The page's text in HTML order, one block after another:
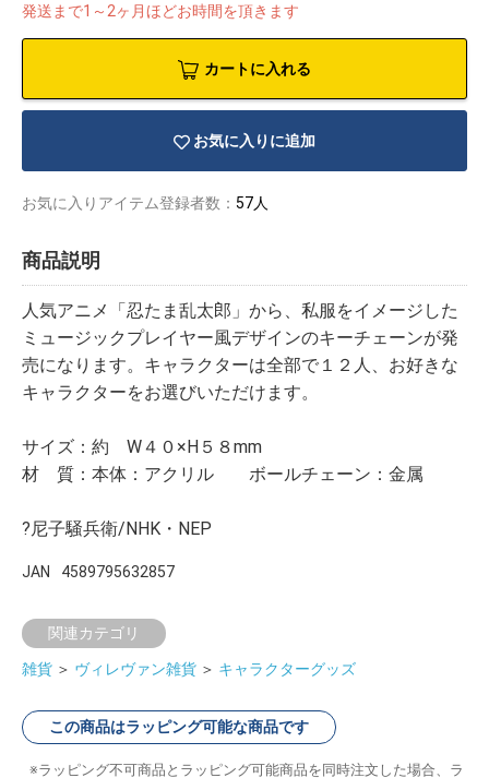
発送まで1～2ヶ月ほどお時間を頂きます
カートに入れる
お気に入りに追加
お気に入りアイテム登録者数： 57人
商品説明
人気アニメ「忍たま乱太郎」から、私服をイメージした
ミュージックプレイヤー風デザインのキーチェーンが発
売になります。キャラクターは全部で１２人、お好きな
キャラクターをお選びいただけます。
サイズ：約 W４０×H５８mm
材 質：本体：アクリル ボールチェーン：金属
?尼子騒兵衛/NHK・NEP
JAN 4589795632857
関連カテゴリ
雑貨 ＞ ヴィレヴァン雑貨 ＞ キャラクターグッズ
この商品はラッピング可能な商品です
ラッピング不可商品とラッピング可能商品を同時注文した場合、ラ
イラストレ
アダルトグ